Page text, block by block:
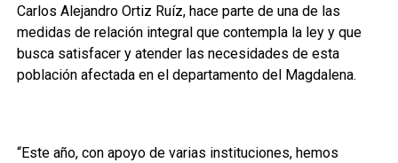
Carlos Alejandro Ortiz Ruíz, hace parte de una de las
medidas de relación integral que contempla la ley y que
busca satisfacer y atender las necesidades de esta
población afectada en el departamento del Magdalena.
“Este año, con apoyo de varias instituciones, hemos